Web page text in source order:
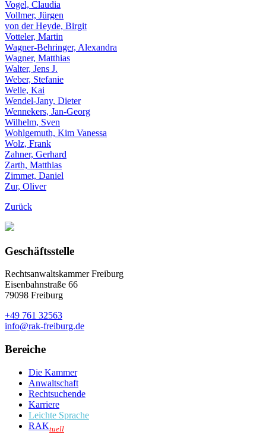
Vogel, Claudia
Vollmer, Jürgen
von der Heyde, Birgit
Votteler, Martin
Wagner-Behringer, Alexandra
Wagner, Matthias
Walter, Jens J.
Weber, Stefanie
Welle, Kai
Wendel-Jany, Dieter
Wennekers, Jan-Georg
Wilhelm, Sven
Wohlgemuth, Kim Vanessa
Wolz, Frank
Zahner, Gerhard
Zarth, Matthias
Zimmet, Daniel
Zur, Oliver
Zurück
Geschäftsstelle
Rechtsanwaltskammer Freiburg
Eisenbahnstraße 66
79098 Freiburg
+49 761 32563
info@rak-freiburg.de
Bereiche
Die Kammer
Anwaltschaft
Rechtsuchende
Karriere
Leichte Sprache
RAKtuell